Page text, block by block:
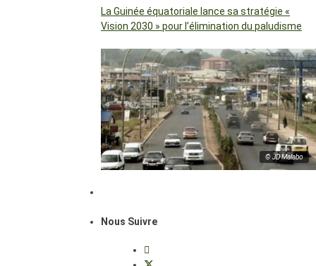
La Guinée équatoriale lance sa stratégie «
Vision 2030 » pour l’élimination du paludisme
© JD Malabo
Nous Suivre